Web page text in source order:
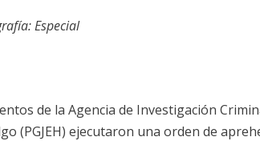
Especial
de la Agencia de Investigación
(PGJEH) ejecutaron una orden de